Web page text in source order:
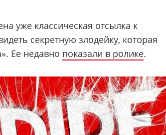
уже классическая отсылка к
секретную злодейку, которая
Ее недавно показали в ролике.